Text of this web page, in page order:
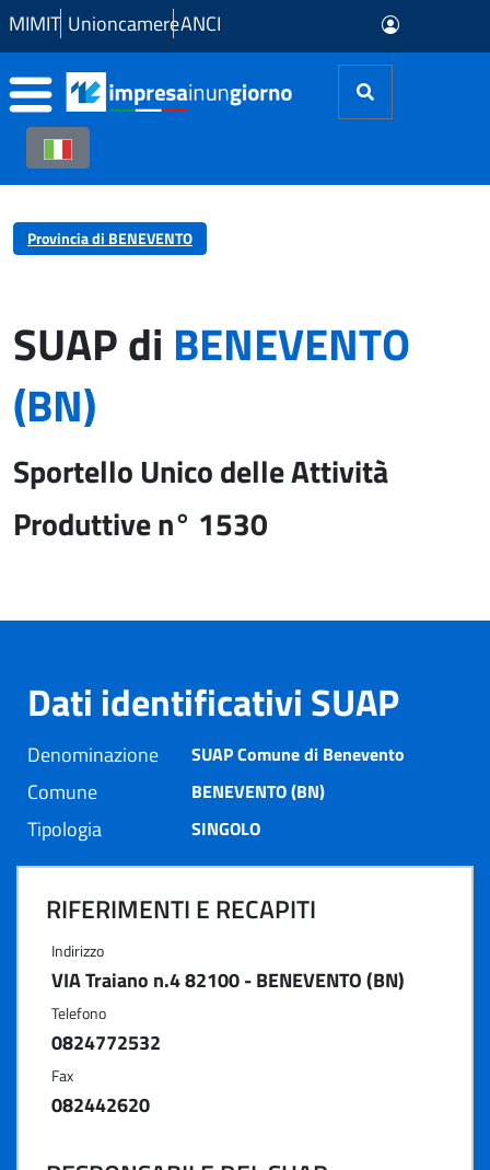
Skip to Main Content
MIMIT UnioncamereANCI
Provincia di BENEVENTO
SUAP di BENEVENTO
(BN)
Sportello Unico delle Attività
Produttive n° 1530
Dati identificativi SUAP
Denominazione SUAP Comune di Benevento
Comune BENEVENTO (BN)
Tipologia SINGOLO
RIFERIMENTI E RECAPITI
Indirizzo
VIA Traiano n.4 82100 - BENEVENTO (BN)
Telefono
0824772532
Fax
082442620